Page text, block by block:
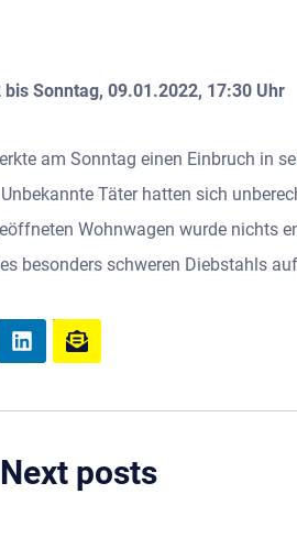
Sonntag, 09.01.2022, 17:30 Uhr
am Sonntag einen Einbruch in
Täter hatten sich
Wohnwagen wurde nichts
besonders schweren Diebstahls
posts